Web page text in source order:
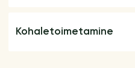
Kohaletoimetamine